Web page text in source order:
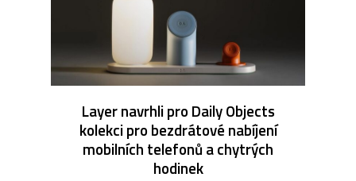
Layer navrhli pro Daily Objects
kolekci pro bezdrátové nabíjení
mobilních telefonů a chytrých
hodinek